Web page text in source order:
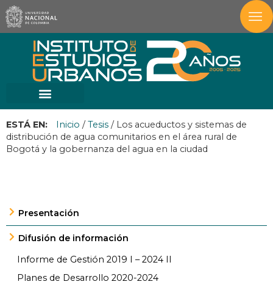
ESTÁ EN: Inicio /Tesis / Los acueductos y sistemas de
distribución de agua comunitarios en el área rural de
Bogotá y la gobernanza del agua en la ciudad
Presentación
Difusión de información
Informe de Gestión 2019 I – 2024 II
Planes de Desarrollo 2020-2024